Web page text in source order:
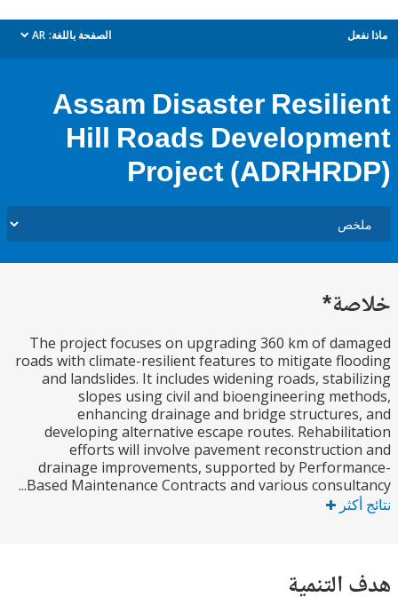
الصفحة باللغة: AR
dropdown
Assam Disaster
Hill Roads
Project
The project focuses on upgrading 360 km of
roads with climate-resilient features to mitigate
and landslides. It includes widening roads,
slopes using civil and bioengineering
enhancing drainage and bridge
developing alternative escape routes.
efforts will involve pavement
drainage improvements, supported by
Based Maintenance Contracts and various